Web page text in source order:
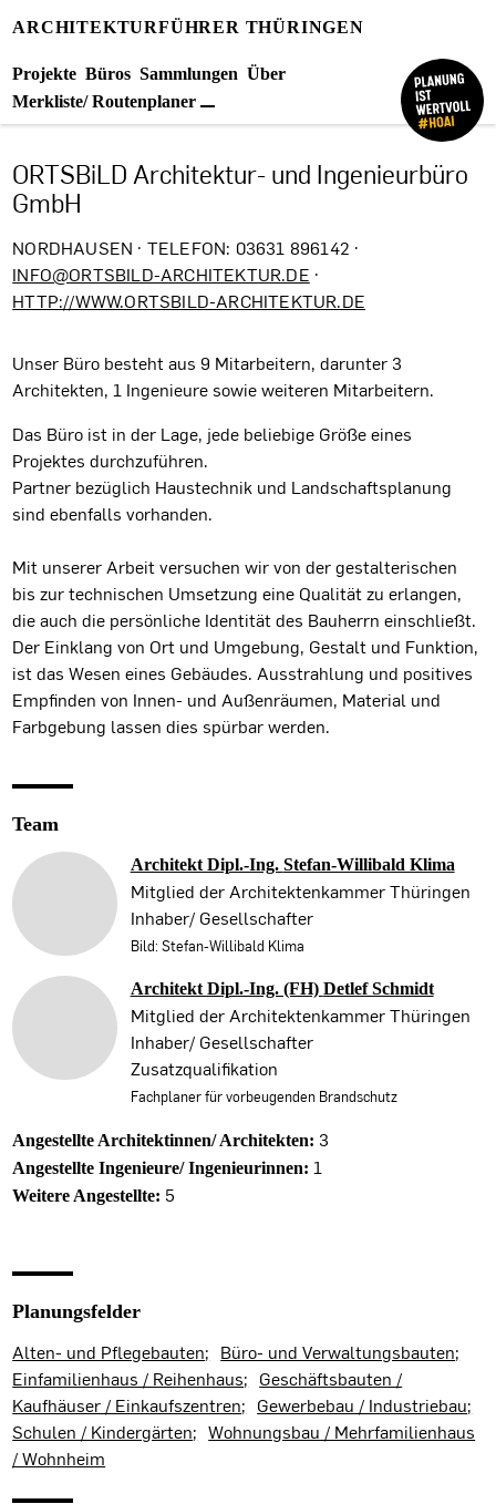
ARCHITEKTURFÜHRER THÜRINGEN
Projekte Büros Sammlungen Über
Merkliste/ Routenplaner
ORTSBiLD Architektur- und Ingenieurbüro
GmbH
NORDHAUSEN · TELEFON: 03631 896142 ·
INFO@ORTSBILD-ARCHITEKTUR.DE ·
HTTP://WWW.ORTSBILD-ARCHITEKTUR.DE
Unser Büro besteht aus 9 Mitarbeitern, darunter 3
Architekten, 1 Ingenieure sowie weiteren Mitarbeitern.
Das Büro ist in der Lage, jede beliebige Größe eines
Projektes durchzuführen.
Partner bezüglich Haustechnik und Landschaftsplanung
sind ebenfalls vorhanden.
Mit unserer Arbeit versuchen wir von der gestalterischen
bis zur technischen Umsetzung eine Qualität zu erlangen,
die auch die persönliche Identität des Bauherrn einschließt.
Der Einklang von Ort und Umgebung, Gestalt und Funktion,
ist das Wesen eines Gebäudes. Ausstrahlung und positives
Empfinden von Innen- und Außenräumen, Material und
Farbgebung lassen dies spürbar werden.
Team
Architekt Dipl.-Ing. Stefan-Willibald Klima
Mitglied der Architektenkammer Thüringen
Inhaber/ Gesellschafter
Bild: Stefan-Willibald Klima
Architekt Dipl.-Ing. (FH) Detlef Schmidt
Mitglied der Architektenkammer Thüringen
Inhaber/ Gesellschafter
Zusatzqualifikation
Fachplaner für vorbeugenden Brandschutz
Angestellte Architektinnen/ Architekten: 3
Angestellte Ingenieure/ Ingenieurinnen: 1
Weitere Angestellte: 5
Planungsfelder
Alten- und Pflegebauten
Büro- und Verwaltungsbauten
Einfamilienhaus / Reihenhaus
Geschäftsbauten /
Kaufhäuser / Einkaufszentren
Gewerbebau / Industriebau
Schulen / Kindergärten
Wohnungsbau / Mehrfamilienhaus
/ Wohnheim